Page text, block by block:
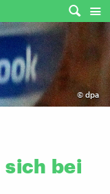
© dpa
sich bei